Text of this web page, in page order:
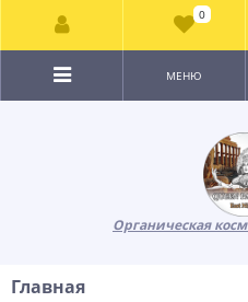
Органическая
МЕНЮ
Главная
0